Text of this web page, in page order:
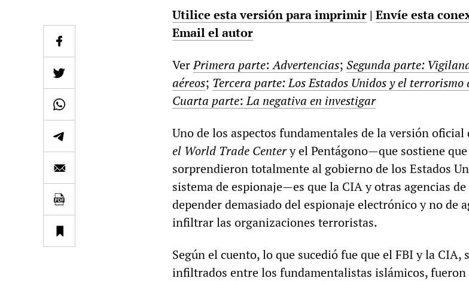
Utilice esta versión para imprimir | Envíe esta
Email el autor
VerPrimera parte:Advertencias; Segunda parte:
aéreos; Tercera parte: Los Estados Unidos y el
Cuarta parte:La negativa en investigar
Uno de los aspectos fundamentales de la versión oficial
el World Trade Centery el Pentágono—que sostiene que
sorprendieron totalmente al gobierno de los Estados
sistema de espionaje—es que la CIA y otras agencias
depender demasiado del espionaje electrónico y no de
infiltrar las organizaciones terroristas.
Según el cuento, lo que sucedió fue que el FBI y la CIA,
infiltrados entre los fundamentalistas islámicos, fueron